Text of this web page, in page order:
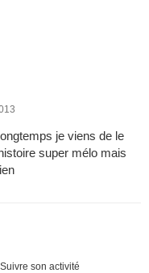
je viens de le
super mélo mais
Suivre son activité